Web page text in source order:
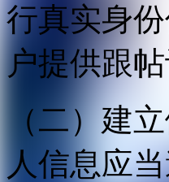
行真实身
户提供跟
（二）建
人信息应